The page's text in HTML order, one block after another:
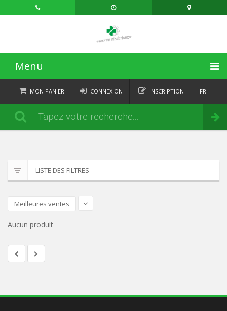
Menu
ACCUEIL
CATÉGORIES
CONTACT
MON PANIER
Commander
CONNEXION INSCRIPTION FR
LISTE DES FILTRES
Meilleures ventes
Aucun produit